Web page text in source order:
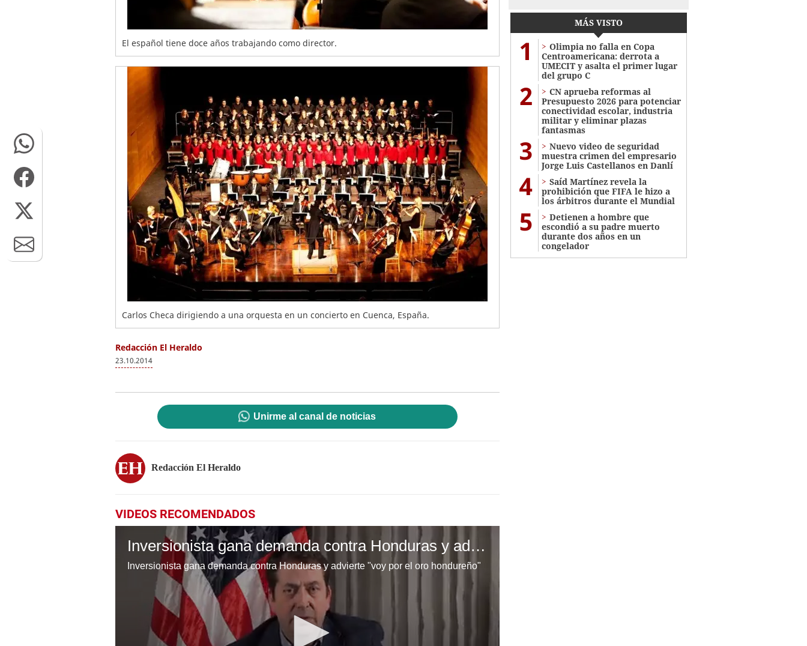
El español tiene doce años trabajando como director.
Carlos Checa dirigiendo a una orquesta en un concierto en Cuenca, España.
Redacción El Heraldo
23.10.2014
Unirme al canal de noticias
Redacción El Heraldo
VIDEOS RECOMENDADOS
Inversionista gana demanda contra Honduras y advierte "voy por el oro hondureño"
Inversionista gana demanda contra Honduras y advierte "voy por el oro hondureño"
MÁS VISTO
1
Olimpia no falla en Copa
Centroamericana: derrota a
UMECIT y asalta el primer lugar
del grupo C
2
CN aprueba reformas al
Presupuesto 2026 para potenciar
conectividad escolar, industria
militar y eliminar plazas
fantasmas
3
Nuevo video de seguridad
muestra crimen del empresario
Jorge Luis Castellanos en Danlí
4
Saíd Martínez revela la
prohibición que FIFA le hizo a
los árbitros durante el Mundial
5
Detienen a hombre que
escondió a su padre muerto
durante dos años en un
congelador